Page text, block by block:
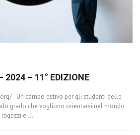
2024 – 11° EDIZIONE
Un campo estivo per gli studenti delle
grado che vogliono orientarsi nel mondo
e ...